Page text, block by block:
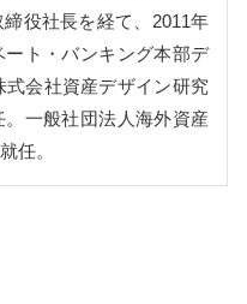
役社長を経て、2011年
ト・バンキング本部デ
式会社資産デザイン研究
一般社団法人海外資産
任。